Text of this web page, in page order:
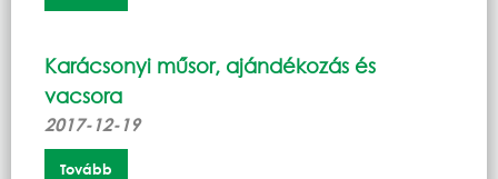
Karácsonyi műsor, ajándékozás és
vacsora
2017-12-19
Tovább